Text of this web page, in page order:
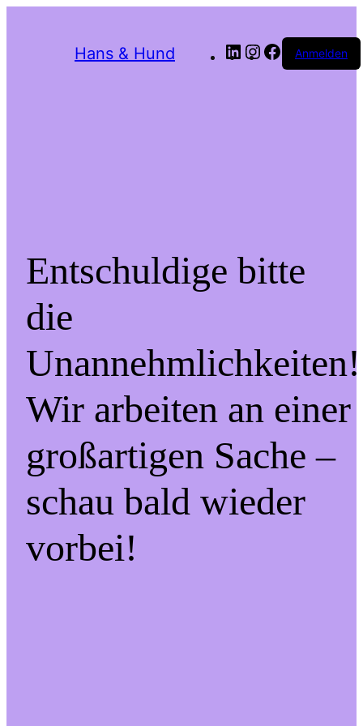
Hans & Hund LinkedInInstagram
Facebook
Anmelden
Entschuldige bitte
die
Unannehmlichkeiten!
Wir arbeiten an einer
großartigen Sache –
schau bald wieder
vorbei!